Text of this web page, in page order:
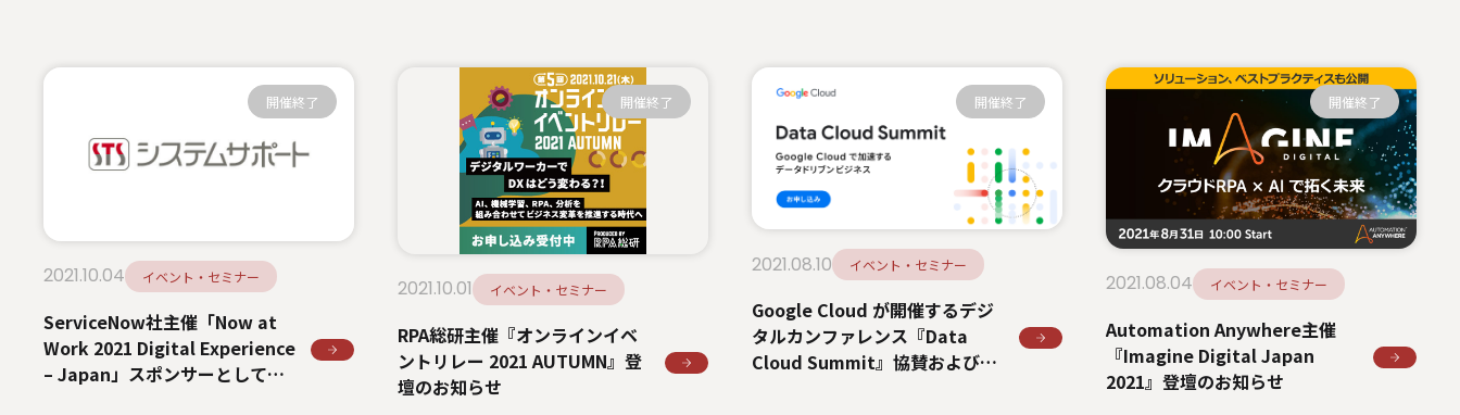
2021.10.04 イベント・セミナー
ServiceNow社主催「Now at
Work 2021 Digital Experience
– Japan」スポンサーとして協
開催終了
2021.10.01 イベント・セミナー
RPA総研主催『オンラインイベ
ントリレー 2021 AUTUMN』登
壇のお知らせ
開催終了
2021.08.10 イベント・セミナー
Google Cloud が開催するデジ
タルカンファレンス『Data
Cloud Summit』協賛および登
開催終了
2021.08.04 イベント・セミナー
Automation Anywhere主催
『Imagine Digital Japan
2021』登壇のお知らせ
開催終了